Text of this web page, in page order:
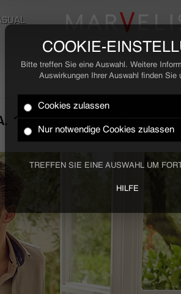
COOKIE-
Bitte treffen Sie eine Auswahl. Weitere
Auswirkungen Ihrer Auswahl finden Sie
Cookies zulassen
Nur notwendige Cookies zulassen
TREFFEN SIE EINE AUSWAHL UM
HILFE
15 - 20 STD. / WOCHE